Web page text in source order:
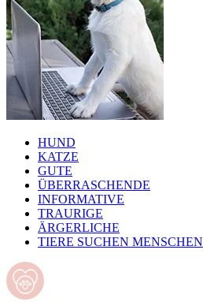
HUND
KATZE
GUTE
ÜBERRASCHENDE
INFORMATIVE
TRAURIGE
ÄRGERLICHE
TIERE SUCHEN MENSCHEN